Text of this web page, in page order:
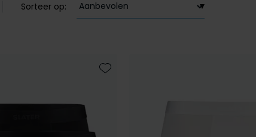
Sorteer op: